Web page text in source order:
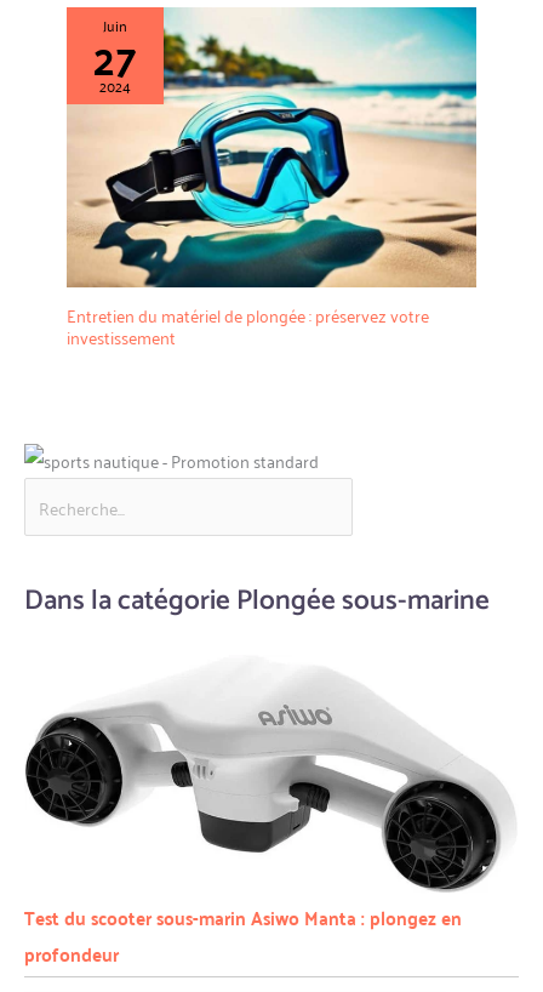
Juin
27
2024
Entretien du matériel de plongée : préservez votre
investissement
Dans la catégorie Plongée sous-marine
Test du scooter sous-marin Asiwo Manta : plongez en
profondeur